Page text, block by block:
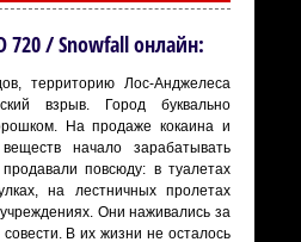
720 / Snowfall онлайн:
территорию Лос-Анджелеса
взрыв. Город буквально
На продаже кокаина и
начало зарабатывать
повсюду: в туалетах
на лестничных пролетах
Они наживались за
В их жизни не осталось